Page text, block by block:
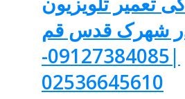
شهرک قدس قم
|09127384085-
02536645610